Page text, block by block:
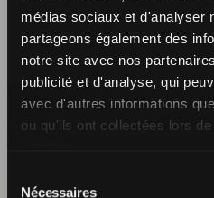
médias sociaux et d'analyser
partageons également des
notre site avec nos
publicité et d'analyse, qui
avec d'autres informations
ou qu'ils ont collectées lors
Nécessaires
Design